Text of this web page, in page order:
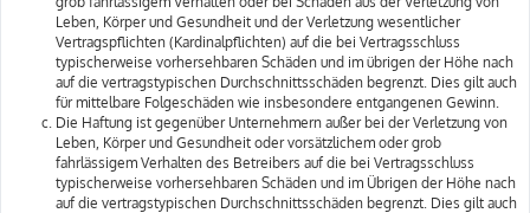
Leben, Körper und Gesundheit und der Verletzung wesentlicher
Vertragspflichten (Kardinalpflichten) auf die bei Vertragsschluss
typischerweise vorhersehbaren Schäden und im übrigen der Höhe nach
auf die vertragstypischen Durchschnittsschäden begrenzt. Dies gilt auch
für mittelbare Folgeschäden wie insbesondere entgangenen Gewinn.
Die Haftung ist gegenüber Unternehmern außer bei der Verletzung von
Leben, Körper und Gesundheit oder vorsätzlichem oder grob
fahrlässigem Verhalten des Betreibers auf die bei Vertragsschluss
typischerweise vorhersehbaren Schäden und im Übrigen der Höhe nach
auf die vertragstypischen Durchschnittsschäden begrenzt. Dies gilt auch